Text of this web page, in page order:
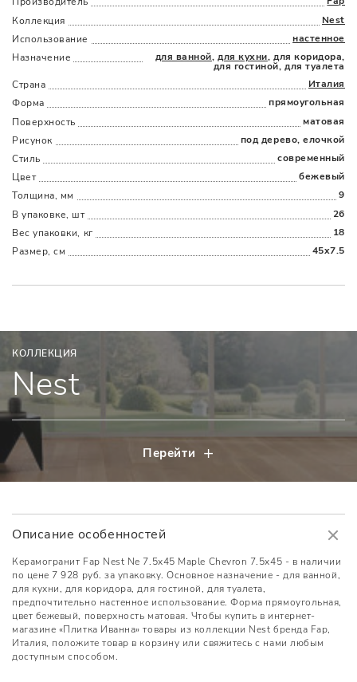
Коллекция
Nest
Использование
настенное
Назначение
для ванной,для кухни, для коридора,
для гостиной, для туалета
Страна
Италия
Форма
прямоугольная
Поверхность
матовая
Рисунок
под дерево, елочкой
Стиль
современный
Цвет
бежевый
Толщина, мм
9
В упаковке, шт
26
Вес упаковки, кг
18
Размер, см
45x7.5
Наличыми
КОЛЛЕКЦИЯ
Nest
Перейти
Описание особенностей
Керамогранит Fap Nest Ne 7.5x45 Maple Chevron 7.5x45 - в наличии
по цене 7 928 руб. за упаковку. Основное назначение - для ванной,
для кухни, для коридора, для гостиной, для туалета,
предпочтительно настенное использование. Форма прямоугольная,
цвет бежевый, поверхность матовая. Чтобы купить в интернет-
магазине «Плитка Иванна» товары из коллекции Nest бренда Fap,
Италия, положите товар в корзину или свяжитесь с нами любым
доступным способом.